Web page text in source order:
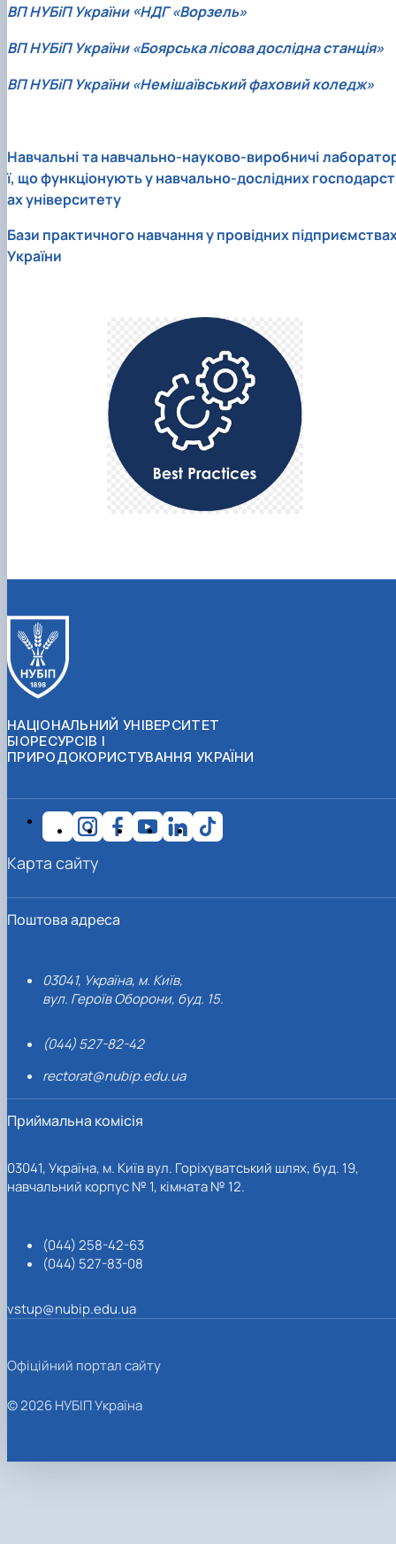
ВП НУБіП України «НДГ «Ворзель»
ВП НУБіП України «Боярська лісова дослідна станція»
ВП НУБіП України «Немішаївський фаховий коледж»
Навчальні та навчально-науково-виробничі
ї, що функціонують у навчально-дослідних
ах університету
Бази практичного навчання у провідних
України
НАЦІОНАЛЬНИЙ УНІВЕРСИТЕТ
БІОРЕСУРСІВ І
ПРИРОДОКОРИСТУВАННЯ УКРАЇНИ
Поштова адреса
03041, Україна, м. Київ,
вул. Героїв Оборони, буд. 15.
(044) 527-82-42
rectorat@nubip.edu.ua
Приймальна комісія
03041, Україна, м. Київ вул. Горіхуватський шлях, буд. 19,
навчальний корпус № 1, кімната № 12.
(044) 258-42-63
(044) 527-83-08
vstup@nubip.edu.ua
Карта сайту
Офіційний портал сайту
© 2026 НУБІП Україна